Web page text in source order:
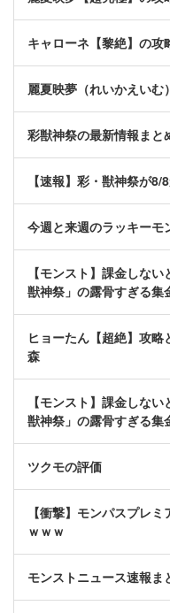
キャローネ【黎絶】の攻
麗夏映夢（れいかえいむ
彩獣神祭の最新情報まと
【速報】彩・獣神祭が
今週と来週のラッキーモ
【モンスト】課金しな
獣神祭」の露骨すぎる集
ヒョーたん【超絶】攻
森
【モンスト】課金しな
獣神祭」の露骨すぎる集
ツクモの評価
【衝撃】モンパスプレ
ｗｗｗ
モンストニュース速報ま